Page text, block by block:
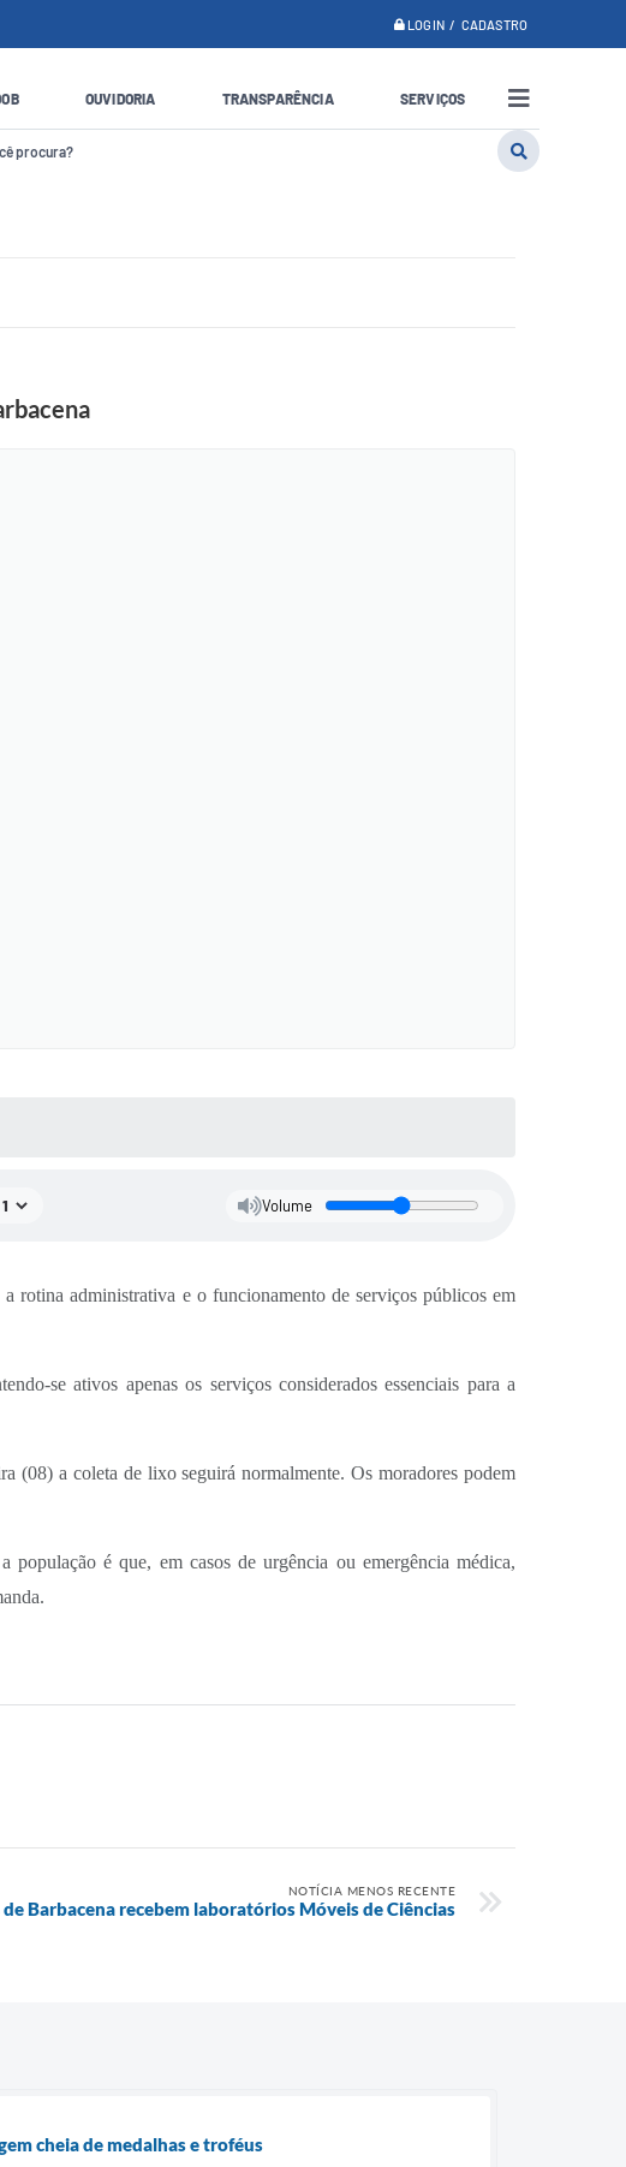
LOGIN / CADASTRO
OUVIDORIA TRANSPARÊNCIA SERVIÇOS
Volume
rotina administrativa e o funcionamento de serviços públicos em
se ativos apenas os serviços considerados essenciais para a
(08) a coleta de lixo seguirá normalmente. Os moradores podem
é que, em casos de urgência ou emergência médica,
NOTÍCIA MENOS RECENTE
Barbacena recebem laboratórios Móveis de Ciências
cheia de medalhas e troféus